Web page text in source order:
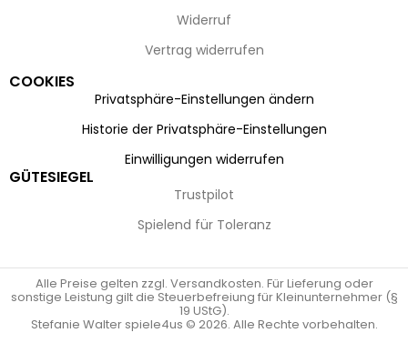
Widerruf
Vertrag widerrufen
COOKIES
Privatsphäre-Einstellungen ändern
Historie der Privatsphäre-Einstellungen
Einwilligungen widerrufen
GÜTESIEGEL
Trustpilot
Spielend für Toleranz
Alle Preise gelten zzgl. Versandkosten. Für Lieferung oder
sonstige Leistung gilt die Steuerbefreiung für Kleinunternehmer (§
19 UStG).
Stefanie Walter spiele4us © 2026. Alle Rechte vorbehalten.